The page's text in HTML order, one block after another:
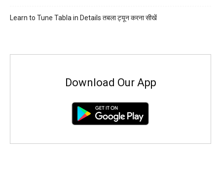
Learn to Tune Tabla in Details तबला ट्यून करना सीखें
Download Our App